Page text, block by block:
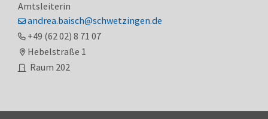
Amtsleiterin
andrea.baisch@schwetzingen.de
+49 (6202) 8 71 07
Hebelstraße 1
Raum 202